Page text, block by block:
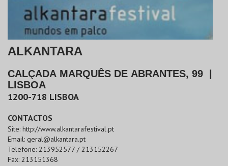
ALKANTARA
CALÇADA MARQUÊS DE ABRANTES, 99
LISBOA
1200-718 LISBOA
CONTACTOS
Site: http://www.alkantarafestival.pt
Email: geral@alkantara.pt
Telefone: 213952577 / 213152267
Fax: 213151368